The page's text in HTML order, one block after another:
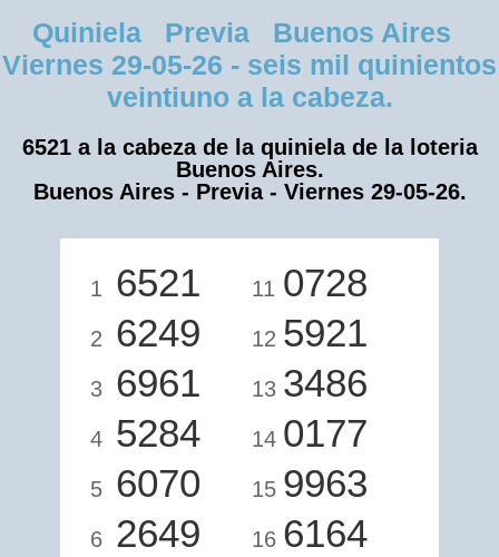
Quiniela Previa Buenos Aires
Viernes 29-05-26 - seis mil quinientos
veintiuno a la cabeza.
6521 a la cabeza de la quiniela de la loteria
Buenos Aires.
Buenos Aires - Previa - Viernes 29-05-26.
1 6521
2 6249
3 6961
4 5284
5 6070
6 2649
11 0728
12 5921
13 3486
14 0177
15 9963
16 6164